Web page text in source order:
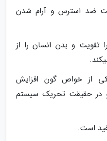
ضد استرس و آرام شدن
تقویت و بدن انسان را از
از خواص گون افزایش
و در حقیقت تحریک سیستم
است.